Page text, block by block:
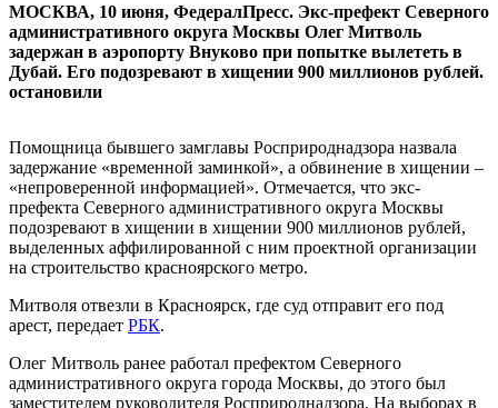
МОСКВА, 10 июня, ФедералПресс. Экс-префект Северного
административного округа Москвы Олег Митволь
задержан в аэропорту Внуково при попытке вылететь в
Дубай. Его подозревают в хищении 900 миллионов рублей.
остановили
Помощница бывшего замглавы Росприроднадзора назвала
задержание «временной заминкой», а обвинение в хищении –
«непроверенной информацией». Отмечается, что экс-
префекта Северного административного округа Москвы
подозревают в хищении в хищении 900 миллионов рублей,
выделенных аффилированной с ним проектной организации
на строительство красноярского метро.
Митволя отвезли в Красноярск, где суд отправит его под
арест, передает РБК.
Олег Митволь ранее работал префектом Северного
административного округа города Москвы, до этого был
заместителем руководителя Росприроднадзора. На выборах в